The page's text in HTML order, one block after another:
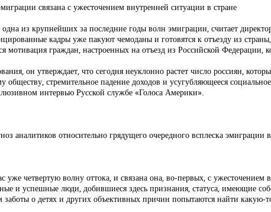
связана с ужесточением внутренней ситуации в стране
из крупнейших за последние годы волн эмиграции, считает
кадры уже пакуют чемоданы и готовятся к отъезду из
мотивация граждан, настроенных на отъезд из Российской Федерации,
он утверждает, что сегодня неуклонно растет число россиян,
стремительное падение доходов и усугубляющееся
интервью Русской службе «Голоса Америки».
аналитиков относительно грядущего очередного всплеска эмиграции
уже четвертую волну оттока, и связана она, во-первых, с
и успешные люди, добившиеся здесь признания, статуса, имеющие
о детях и других объективных причин попытаются найти какую-